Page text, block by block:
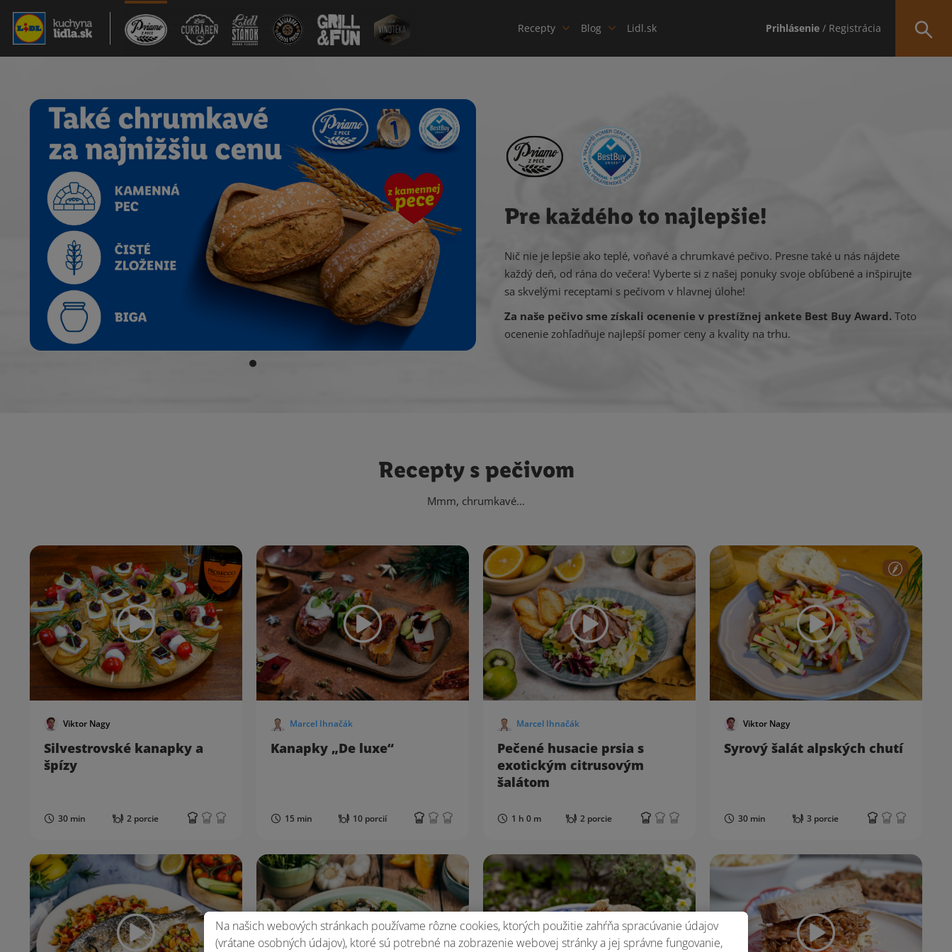
Recepty Blog Lidl.sk Prihlásenie / Registrácia
Pre každého to najlepšie!
Nič nie je lepšie ako teplé, voňavé a chrumkavé pečivo. Presne také u nás nájdete
každý deň, od rána do večera! Vyberte si z našej ponuky svoje obľúbené a inšpirujte
sa skvelými receptami s pečivom v hlavnej úlohe!
Za naše pečivo sme získali ocenenie v prestížnej ankete Best Buy Award. Toto
ocenenie zohľadňuje najlepší pomer ceny a kvality na trhu.
Recepty s pečivom
Mmm, chrumkavé...
Viktor Nagy
Silvestrovské kanapky a
špízy
30 min 2 porcie
Marcel Ihnačák
Kanapky „De luxe“
15 min 10 porcií
Marcel Ihnačák
Pečené husacie prsia s
exotickým citrusovým
šalátom
1 h 0 m 2 porcie
Viktor Nagy
Syrový šalát alpských chutí
30 min 3 porcie
Na našich webových stránkach používame rôzne cookies, ktorých použitie zahŕňa spracúvanie údajov
(vrátane osobných údajov), ktoré sú potrebné na zobrazenie webovej stránky a jej správne fungovanie,